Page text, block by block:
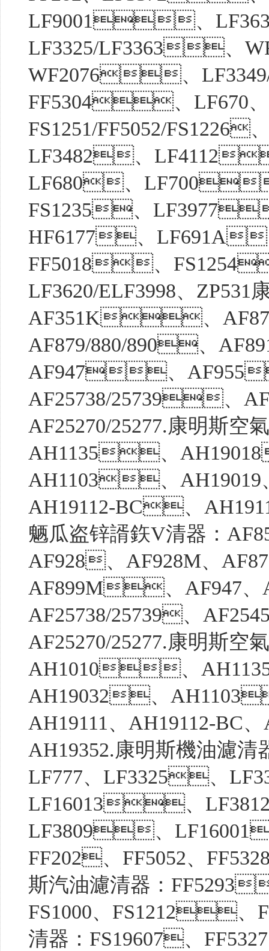
LF9001、
LF3325/LF3363、
WF2076、
FF5304、LF670
FS1251/FF5052/
LF3482、LF4112
LF680、LF700
FS1235、
HF6177、LF691A
FF5018、
LF3620/ELF3998、
AF351K、
AF879/880/890、
AF947、
AF25738/25739、
AF25270/25277.康明斯空
AH1135、
AH1103、
AH19112-BC、
魉瓜盗锌諝鉃V清器：
AF928、AF928M、
AF899M、AF947
AF25738/25739、
AF25270/25277.康明斯
AH1010、
AH19032、
AH19111、AH19112-
AH19352.康明斯機油濾
LF777、LF3325、
LF16013、
LF3809、
FF202、FF5052、
斯汽油濾清器：
FS1000、FS1212、
清器：FS19607、